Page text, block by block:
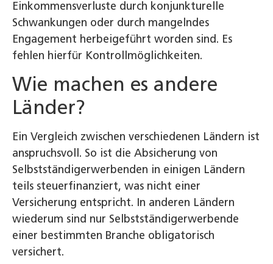
Einkommensverluste durch konjunkturelle
Schwankungen oder durch mangelndes
Engagement herbeigeführt worden sind. Es
fehlen hierfür Kontrollmöglichkeiten.
Wie machen es andere
Länder?
Ein Vergleich zwischen verschiedenen Ländern ist
anspruchsvoll. So ist die Absicherung von
Selbstständigerwerbenden in einigen Ländern
teils steuerfinanziert, was nicht einer
Versicherung entspricht. In anderen Ländern
wiederum sind nur Selbstständigerwerbende
einer bestimmten Branche obligatorisch
versichert.